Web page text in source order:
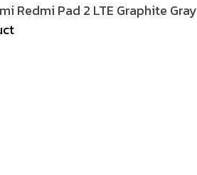
Redmi Pad 2 LTE Graphite Gray